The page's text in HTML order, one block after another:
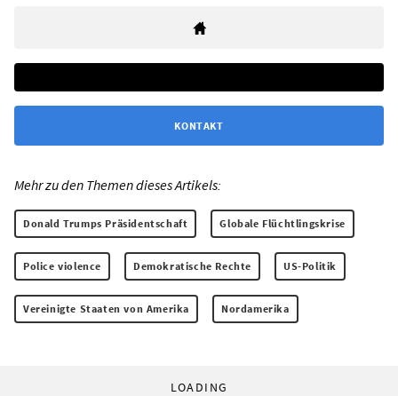
KONTAKT
Mehr zu den Themen dieses Artikels:
Donald Trumps Präsidentschaft Globale Flüchtlingskrise
Police violence Demokratische Rechte US-Politik
Vereinigte Staaten von Amerika Nordamerika
LOADING